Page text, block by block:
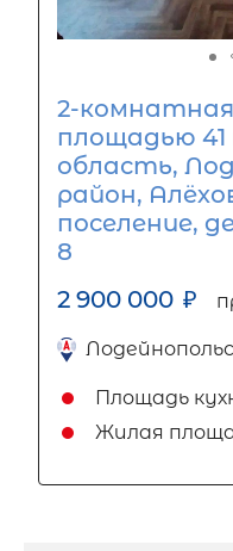
2-
площадью 41
область,
район,
поселение,
8
2 900 000 ₽
Площадь
Жилая